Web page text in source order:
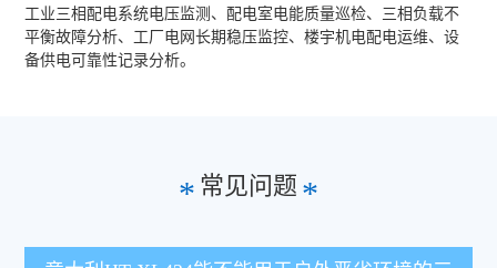
工业三相配电系统电压监测、配电室电能质量巡检、三相负载不
平衡故障分析、工厂电网长期稳压监控、楼宇机电配电运维、设
备供电可靠性记录分析。
* 常见问题 *